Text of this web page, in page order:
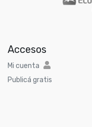
Accesos
Mi cuenta
Publicá gratis